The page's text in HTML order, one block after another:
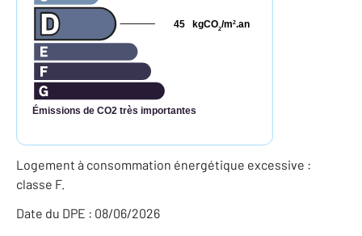
Émissions de CO2 très importantes
kgCO2/m2.an
45
Logement à consommation énergétique excessive :
classe F.
Date du DPE : 08/06/2026